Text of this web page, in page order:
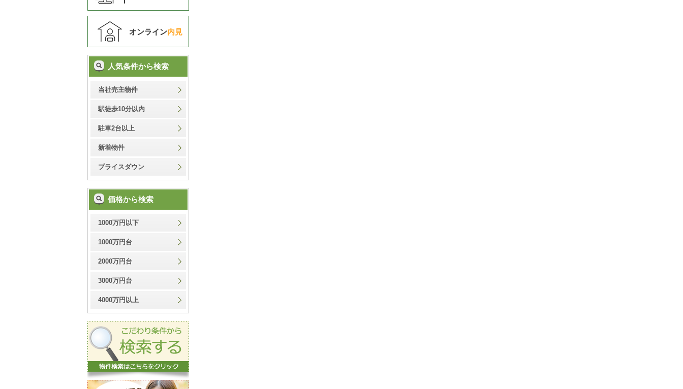
オンライン内見
人気条件から検索
当社売主物件
駅徒歩10分以内
駐車2台以上
新着物件
プライスダウン
価格から検索
1000万円以下
1000万円台
2000万円台
3000万円台
4000万円以上